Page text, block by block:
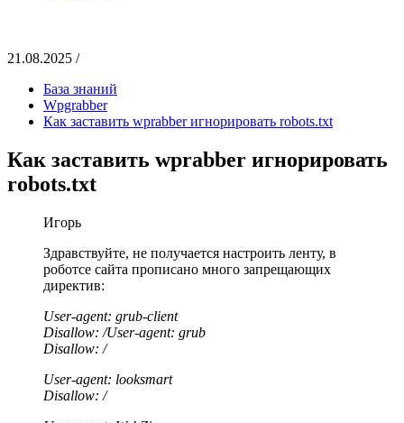
21.08.2025 /
База знаний
Wpgrabber
Как заставить wprabber игнорировать robots.txt
Как заставить wprabber игнорировать
robots.txt
Игорь
Здравствуйте, не получается настроить ленту, в
роботсе сайта прописано много запрещающих
директив:
User-agent: grub-client
Disallow: /User-agent: grub
Disallow: /
User-agent: looksmart
Disallow: /